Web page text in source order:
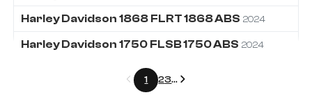
Harley Davidson 1868 FLRT 1868 ABS 2024
Harley Davidson 1750 FLSB 1750 ABS 2024
Précédent
1 23... Suivant